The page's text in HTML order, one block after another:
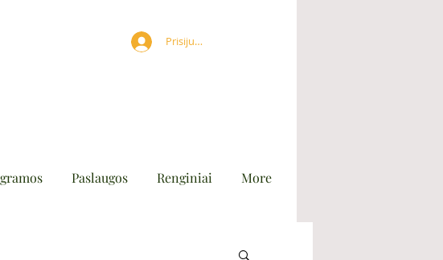
Prisijungti
Paslaugos Renginiai More